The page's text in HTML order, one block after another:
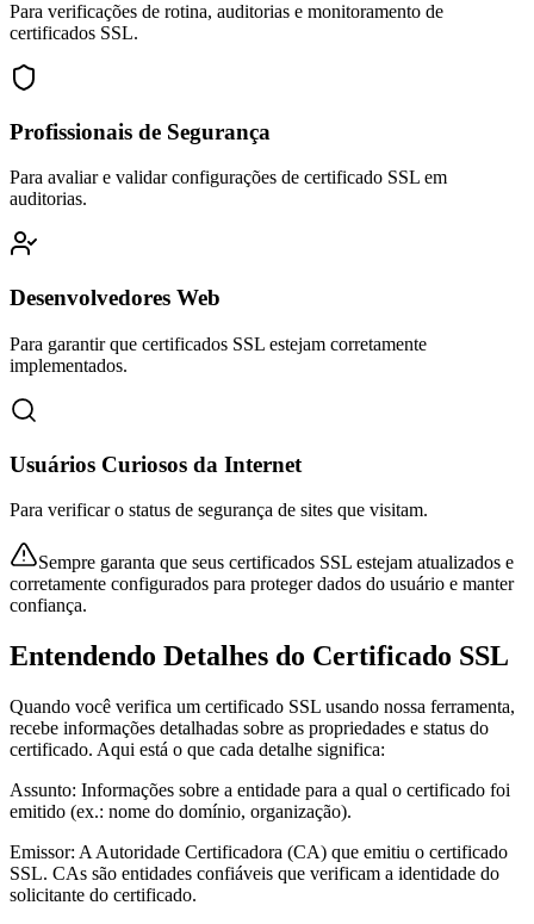
Para verificações de rotina, auditorias e monitoramento de
certificados SSL.
Profissionais de Segurança
Para avaliar e validar configurações de certificado SSL em
auditorias.
Desenvolvedores Web
Para garantir que certificados SSL estejam corretamente
implementados.
Usuários Curiosos da Internet
Para verificar o status de segurança de sites que visitam.
Sempre garanta que seus certificados SSL estejam atualizados e
corretamente configurados para proteger dados do usuário e manter
confiança.
Entendendo Detalhes do Certificado SSL
Quando você verifica um certificado SSL usando nossa ferramenta,
recebe informações detalhadas sobre as propriedades e status do
certificado. Aqui está o que cada detalhe significa:
Assunto: Informações sobre a entidade para a qual o certificado foi
emitido (ex.: nome do domínio, organização).
Emissor: A Autoridade Certificadora (CA) que emitiu o certificado
SSL. CAs são entidades confiáveis que verificam a identidade do
solicitante do certificado.